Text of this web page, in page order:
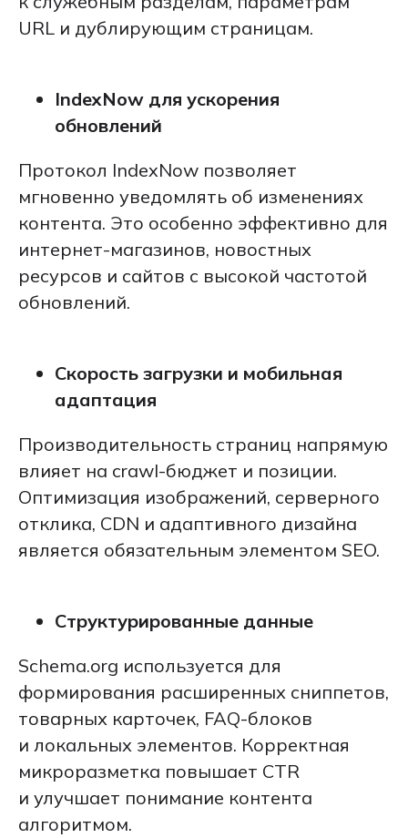
URL и дублирующим страницам.
IndexNow для ускорения
обновлений
Протокол IndexNow позволяет
мгновенно уведомлять об изменениях
контента. Это особенно эффективно для
интернет-магазинов, новостных
ресурсов и сайтов с высокой частотой
обновлений.
Скорость загрузки и мобильная
адаптация
Производительность страниц напрямую
влияет на crawl-бюджет и позиции.
Оптимизация изображений, серверного
отклика, CDN и адаптивного дизайна
является обязательным элементом SEO.
Структурированные данные
Schema.org используется для
формирования расширенных сниппетов,
товарных карточек, FAQ-блоков
и локальных элементов. Корректная
микроразметка повышает CTR
и улучшает понимание контента
алгоритмом.